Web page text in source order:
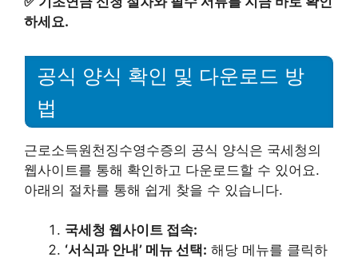
하세요.
공식 양식 확인 및 다운로드 방
법
근로소득원천징수영수증의 공식 양식은 국세청의
웹사이트를 통해 확인하고 다운로드할 수 있어요.
아래의 절차를 통해 쉽게 찾을 수 있습니다.
국세청 웹사이트 접속:
‘서식과 안내’ 메뉴 선택: 해당 메뉴를 클릭하